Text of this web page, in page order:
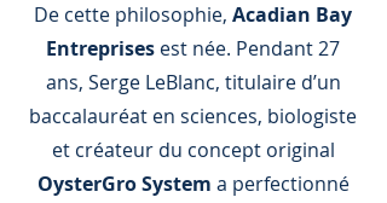
De cette philosophie, Acadian Bay
Entreprises est née. Pendant 27
ans, Serge LeBlanc, titulaire d’un
baccalauréat en sciences, biologiste
et créateur du concept original
OysterGro System a perfectionné